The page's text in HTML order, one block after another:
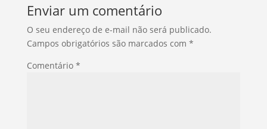
Enviar um comentário
O seu endereço de e-mail não será publicado.
Campos obrigatórios são marcados com *
Comentário *